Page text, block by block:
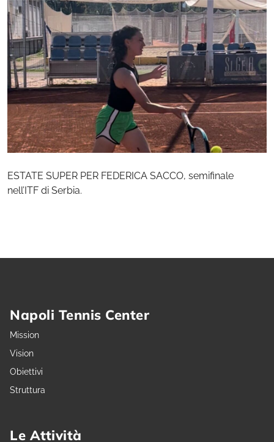
ESTATE SUPER PER FEDERICA SACCO, semifinale
nell’ITF di Serbia.
Napoli Tennis Center
Mission
Vision
Obiettivi
Struttura
Le Attività